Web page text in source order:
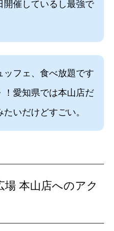
開催しているし最強で
ッフェ、食べ放題です
！愛知県では本山店だ
いだけどすごい。
本山店へのアク